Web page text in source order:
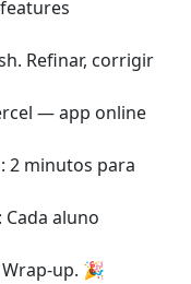
Refinar, corrigir
— app online
2 minutos para
Cada aluno
Wrap-up. 🎉